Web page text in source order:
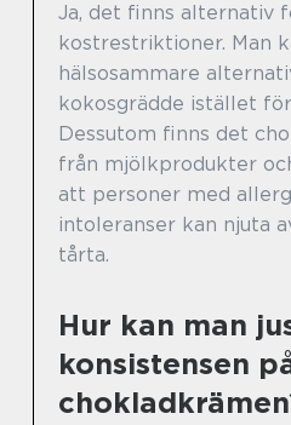
Ja, det finns alternativ
kostrestriktioner. Man
hälsosammare
kokosgrädde istället
Dessutom finns det
från mjölkprodukter
att personer med
intoleranser kan njuta
tårta.
Hur kan man
konsistensen